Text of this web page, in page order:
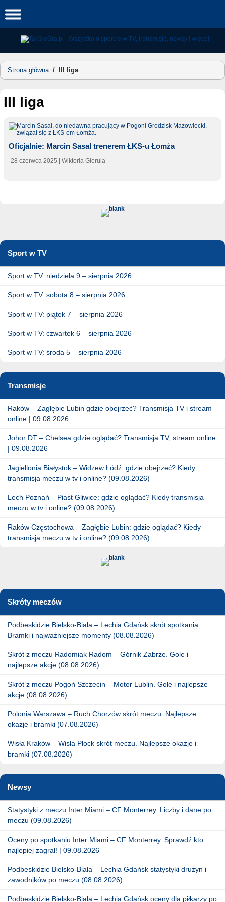
to
Strona główna/ III liga
III liga
Oficjalnie: Marcin Sasal trenerem ŁKS-u Łomża
28 czerwca 2025 | Wiktoria Gierula
Sport w TV
Sport w TV: niedziela 9 – sierpnia 2026
Sport w TV: sobota 8 – sierpnia 2026
Sport w TV: piątek 7 – sierpnia 2026
Sport w TV: czwartek 6 – sierpnia 2026
Sport w TV: środa 5 – sierpnia 2026
Transmisje
Raków – Zagłębie Lubin gdzie obejrzeć? Transmisja TV i stream
online | 09.08.2026
Johor DT – Chelsea gdzie oglądać? Transmisja TV, stream online
| 09.08.2026
Jagiellonia Białystok – Widzew Łódź: gdzie obejrzeć? Kiedy
transmisja meczu w tv i online? (09.08.2026)
Lech Poznań – Piast Gliwice: gdzie oglądać? Kiedy transmisja
meczu w tv i online? (09.08.2026)
Raków Częstochowa – Zagłębie Lubin: gdzie oglądać? Kiedy
transmisja meczu w tv i online? (09.08.2026)
Skróty meczów
Podbeskidzie Bielsko-Biała – Lechia Gdańsk skrót spotkania.
Bramki i najważniejsze momenty (08.08.2026)
Skrót z meczu Radomiak Radom – Górnik Zabrze. Gole i
najlepsze akcje (08.08.2026)
Skrót z meczu Pogoń Szczecin – Motor Lublin. Gole i najlepsze
akcje (08.08.2026)
Polonia Warszawa – Ruch Chorzów skrót meczu. Najlepsze
okazje i bramki (07.08.2026)
Wisła Kraków – Wisła Płock skrót meczu. Najlepsze okazje i
bramki (07.08.2026)
Newsy
Statystyki z meczu Inter Miami – CF Monterrey. Liczby i dane po
meczu (09.08.2026)
Oceny po spotkaniu Inter Miami – CF Monterrey. Sprawdź kto
najlepiej zagrał! | 09.08.2026
Podbeskidzie Bielsko-Biała – Lechia Gdańsk statystyki drużyn i
zawodników po meczu (08.08.2026)
Podbeskidzie Bielsko-Biała – Lechia Gdańsk oceny dla piłkarzy po